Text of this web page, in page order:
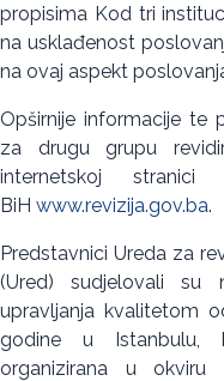
propisima Kod tri
na usklađenost
na ovaj aspekt
Opširnije informacije te
za drugu grupu
internetskoj
BiH www.revizija.gov.ba.
Predstavnici Ureda za
(Ured) sudjelovali su
upravljanja kvalitetom
godine u Istanbulu,
organizirana u okviru